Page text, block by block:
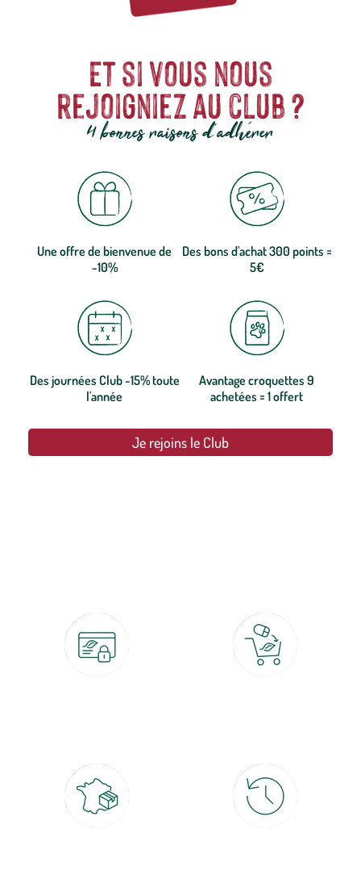
Et si vous nous
rejoigniez au club ?
4 bonnes raisons d'adhérer
Une offre de bienvenue de
-10%
Des bons d'achat 300 points =
5€
Des journées Club -15% toute
l'année
Avantage croquettes 9
achetées = 1 offert
Je rejoins le Club